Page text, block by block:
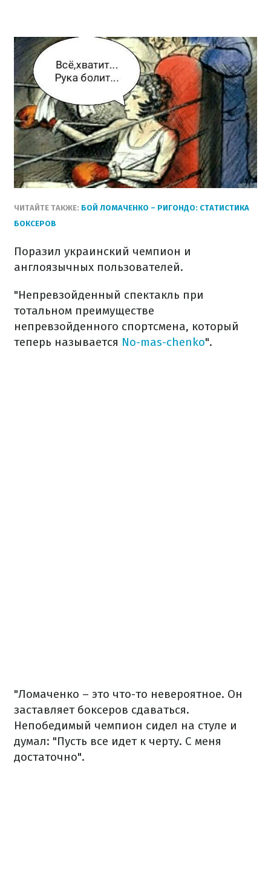
ЧИТАЙТЕ ТАКЖЕ: БОЙ ЛОМАЧЕНКО – РИГОНДО: СТАТИСТИКА
БОКСЕРОВ
Поразил украинский чемпион и
англоязычных пользователей.
"Непревзойденный спектакль при
тотальном преимуществе
непревзойденного спортсмена, который
теперь называется No-mas-chenko".
"Ломаченко – это что-то невероятное. Он
заставляет боксеров сдаваться.
Непобедимый чемпион сидел на стуле и
думал: "Пусть все идет к черту. С меня
достаточно".